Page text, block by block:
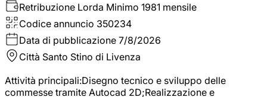
Retribuzione Lorda Minimo 1981 mensile
Codice annuncio 350234
Data di pubblicazione 7/8/2026
Città Santo Stino di Livenza
Attività principali:Disegno tecnico e sviluppo delle
commesse tramite Autocad 2D;Realizzazione e